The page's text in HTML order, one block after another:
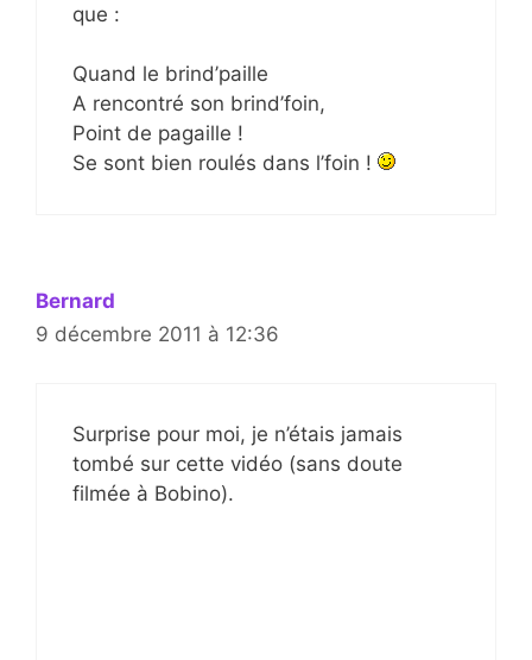
que :
Quand le brind’paille
A rencontré son brind’foin,
Point de pagaille !
Se sont bien roulés dans l’foin !
Bernard
9 décembre 2011 à 12:36
Surprise pour moi, je n’étais jamais
tombé sur cette vidéo (sans doute
filmée à Bobino).